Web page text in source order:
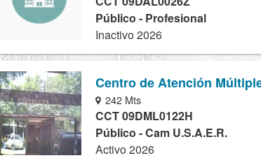
Público - Profesional
Inactivo 2026
Centro de Atención
242 Mts
CCT 09DML0122H
Público - Cam U.S.A.E.R.
Activo 2026